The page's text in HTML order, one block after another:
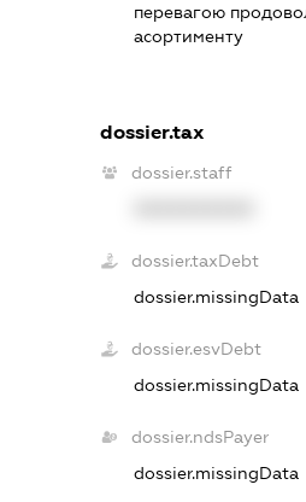
перевагою
асортименту
dossier.tax
dossier.staff
dossier.taxDebt
dossier.missingData
dossier.esvDebt
dossier.missingData
dossier.ndsPayer
dossier.missingData